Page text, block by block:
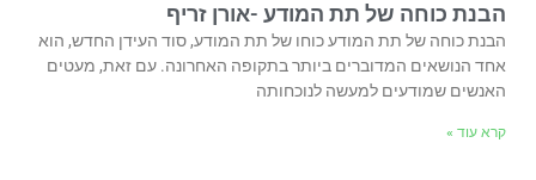
הבנת כוחה של תת המודע -אורן זריף
הבנת כוחה של תת המודע כוחו של תת המודע, סוד העידן החדש, הוא
אחד הנושאים המדוברים ביותר בתקופה האחרונה. עם זאת, מעטים
האנשים שמודעים למעשה לנוכחותה
קרא עוד »